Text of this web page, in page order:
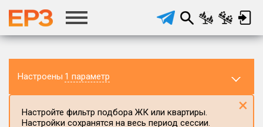
Настроены 1 параметр
Настройте фильтр подбора ЖК или квартиры.
Настройки сохранятся на весь период сессии.
×